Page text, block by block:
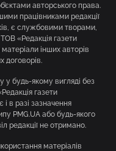
авторського права.
працівниками редакції
є службовими творами,
«Редакція газети
інших авторів
договорів.
у будь-якому вигляді без
газети
в разі зазначення
PMG.UA або будь-якого
редакції не отримано.
матеріалів